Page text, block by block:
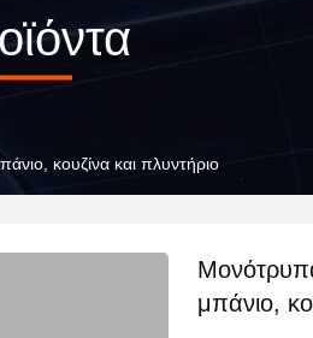
κουζίνα και πλυντήριο
μπάνιο,